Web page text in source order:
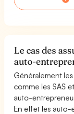
Le cas des
auto-
Généralement
comme les SAS
auto-
En effet les